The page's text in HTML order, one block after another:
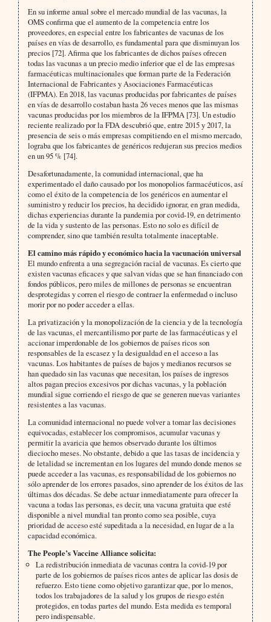
En su informe anual sobre el mercado mundial de las vacunas, la
OMS confirma que el aumento de la competencia entre los
proveedores, en especial entre los fabricantes de vacunas de los
países en vías de desarrollo, es fundamental para que disminuyan los
precios [72]. Afirma que los fabricantes de dichos países ofrecen
todas las vacunas a un precio medio inferior que el de las empresas
farmacéuticas multinacionales que forman parte de la Federación
Internacional de Fabricantes y Asociaciones Farmacéuticas
(IFPMA). En 2018, las vacunas producidas por fabricantes de países
en vías de desarrollo costaban hasta 26 veces menos que las mismas
vacunas producidas por los miembros de la IFPMA [73]. Un estudio
reciente realizado por la FDA descubrió que, entre 2015 y 2017, la
presencia de seis o más empresas compitiendo en el mismo mercado,
lograba que los fabricantes de genéricos redujeran sus precios medios
en un 95 % [74].
Desafortunadamente, la comunidad internacional, que ha
experimentado el daño causado por los monopolios farmacéuticos, así
como el éxito de la competencia de los genéricos en aumentar el
suministro y reducir los precios, ha decidido ignorar, en gran medida,
dichas experiencias durante la pandemia por covid-19, en detrimento
de la vida y sustento de las personas. Esto no solo es difícil de
comprender, sino que también resulta totalmente inaceptable.
El camino más rápido y económico hacia la vacunación universal
El mundo enfrenta a una segregación racial de vacunas. Es cierto que
existen vacunas eficaces y que salvan vidas que se han financiado con
fondos públicos, pero miles de millones de personas se encuentran
desprotegidas y corren el riesgo de contraer la enfermedad o incluso
morir por no poder acceder a ellas.
La privatización y la monopolización de la ciencia y de la tecnología
de las vacunas, el mercantilismo por parte de las farmacéuticas y el
accionar imperdonable de los gobiernos de países ricos son
responsables de la escasez y la desigualdad en el acceso a las
vacunas. Los habitantes de países de bajos y medianos recursos se
han quedado sin las vacunas que necesitan, los países de ingresos
altos pagan precios excesivos por dichas vacunas, y la población
mundial sigue corriendo el riesgo de que se generen nuevas variantes
resistentes a las vacunas.
La comunidad internacional no puede volver a tomar las decisiones
equivocadas, establecer los compromisos, acumular vacunas y
permitir la avaricia que hemos observado durante los últimos
dieciocho meses. No obstante, debido a que las tasas de incidencia y
de letalidad se incrementan en los lugares del mundo donde menos se
puede acceder a las vacunas, es responsabilidad de los gobiernos no
sólo aprender de los errores pasados, sino aprender de los éxitos de las
últimas dos décadas. Se debe actuar inmediatamente para ofrecer la
vacuna a todas las personas, es decir, una vacuna gratuita que esté
disponible a nivel mundial tan pronto como sea posible, cuya
prioridad de acceso esté supeditada a la necesidad, en lugar de a la
capacidad económica.
The People’s Vaccine Alliance solicita:
La redistribución inmediata de vacunas contra la covid-19 por
parte de los gobiernos de países ricos antes de aplicar las dosis de
refuerzo. Esto tiene como objetivo garantizar que, por lo menos,
todos los trabajadores de la salud y los grupos de riesgo estén
protegidos, en todas partes del mundo. Esta medida es temporal
pero indispensable.